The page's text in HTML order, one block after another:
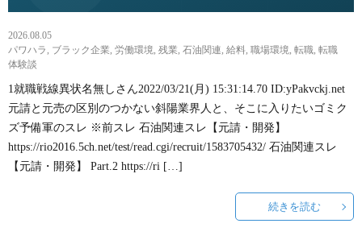
2026.08.05
パワハラ , ブラック企業, 労働環境, 残業, 石油関連, 給料, 職場環境, 転職, 転職
体験談
1就職戦線異状名無しさん2022/03/21(月) 15:31:14.70 ID:yPakvckj.net
元請と元売の区別のつかない斜陽業界人と、そこに入りたいゴミク
ズ予備軍のスレ ※前スレ 石油関連スレ【元請・開発】
https://rio2016.5ch.net/test/read.cgi/recruit/1583705432/ 石油関連スレ
【元請・開発】 Part.2 https://ri […]
続きを読む